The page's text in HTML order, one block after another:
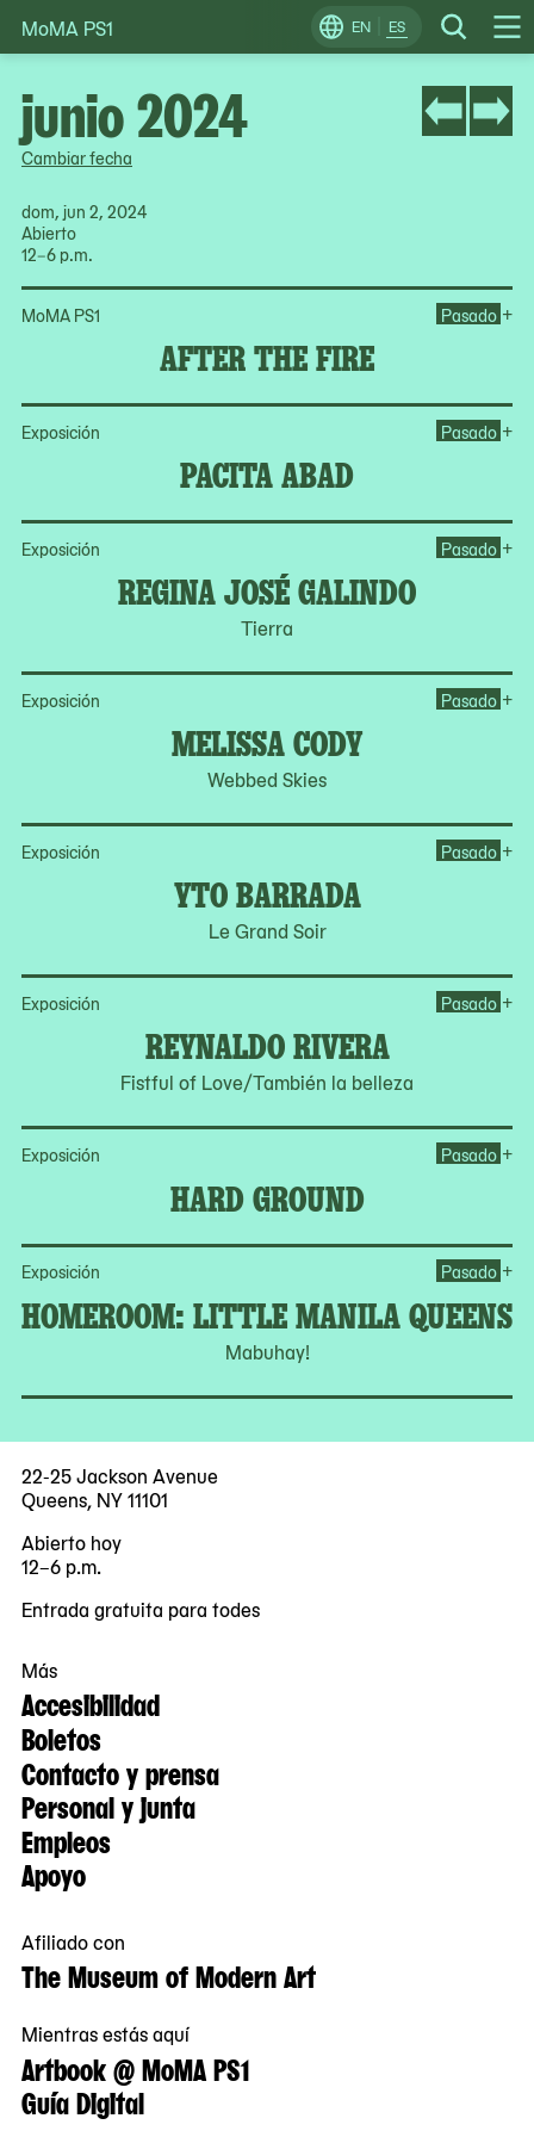
Skip
to
EN ES Search
Change
Locale
MoMA PS1
Cambiar fecha
dom, jun 2, 2024
Abierto
12–6 p.m.
MoMA PS1
AFTER THE FIRE
Pasado +
Exposición
PACITA ABAD
Pasado +
Exposición
REGINA JOSÉ GALINDO
Tierra
Pasado +
Exposición
MELISSA CODY
Webbed Skies
Pasado +
Exposición
YTO BARRADA
Le Grand Soir
Pasado +
Exposición
REYNALDO RIVERA
Fistful of Love/También la belleza
Pasado +
Exposición
HARD GROUND
Pasado +
Exposición
HOMEROOM: LITTLE MANILA QUEENS
Mabuhay!
Pasado +
junio 2024
22-25 Jackson Avenue
Queens, NY 11101
Abierto hoy
12–6 p.m.
Entrada gratuita para todes
Más
Accesibilidad
Boletos
Contacto y prensa
Personal y junta
Empleos
Apoyo
Afiliado con
The Museum of Modern Art
Mientras estás aquí
Artbook @ MoMA PS1
Guía Digital